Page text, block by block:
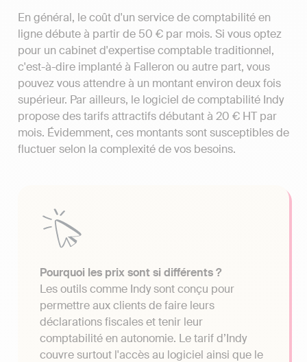
En général, le coût d'un service de comptabilité en
ligne débute à partir de 50 € par mois. Si vous optez
pour un cabinet d'expertise comptable traditionnel,
c'est-à-dire implanté à Falleron ou autre part, vous
pouvez vous attendre à un montant environ deux fois
supérieur. Par ailleurs, le logiciel de comptabilité Indy
propose des tarifs attractifs débutant à 20 € HT par
mois. Évidemment, ces montants sont susceptibles de
fluctuer selon la complexité de vos besoins.
Pourquoi les prix sont si différents ?
Les outils comme Indy sont conçu pour
permettre aux clients de faire leurs
déclarations fiscales et tenir leur
comptabilité en autonomie. Le tarif d’Indy
couvre surtout l'accès au logiciel ainsi que le